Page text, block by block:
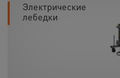
Электрические
лебедки